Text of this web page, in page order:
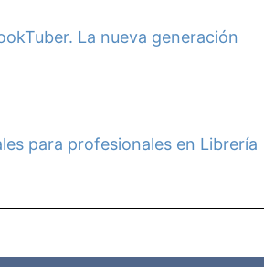
La nueva generación
para profesionales en Librería